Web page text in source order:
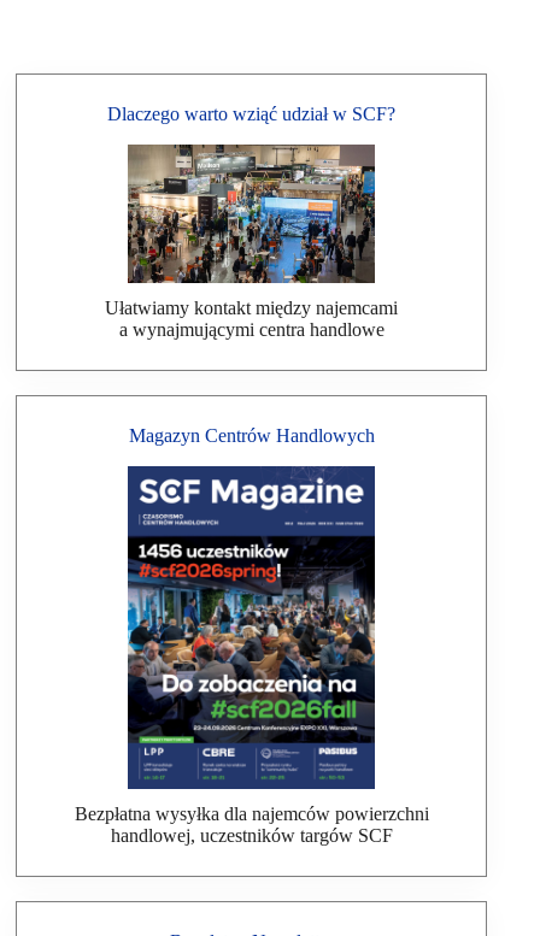
Dlaczego warto wziąć udział w SCF?
Ułatwiamy kontakt między najemcami
a wynajmującymi centra handlowe
Magazyn Centrów Handlowych
Bezpłatna wysyłka dla najemców powierzchni
handlowej, uczestników targów SCF